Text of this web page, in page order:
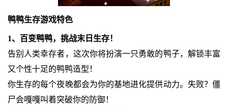
鸭鸭生存游戏特色
1、百变鸭鸭，挑战末日生存！
告别人类幸存者，这次你将扮演一只勇敢的鸭子，解锁丰富
又个性十足的鸭鸭造型！
你生存的每个夜晚都会为你的基地进化提供动力。失败？僵
尸会嘎嘎叫着突破你的防御！